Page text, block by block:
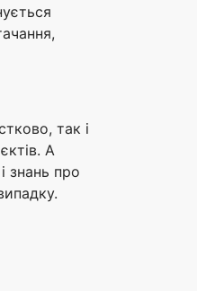
так і
А
знань про